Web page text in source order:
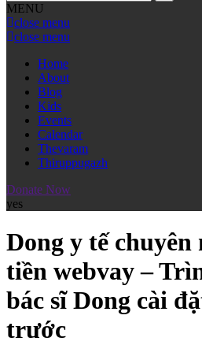
MENU
close menu
close menu
Home
About
Blog
Kids
Events
Calendar
Thevaram
Thiruppugazh
Donate Now
yes
Dong y tế chuyên
tiền webvay –
bác sĩ Dong cài
trước